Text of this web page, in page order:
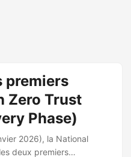
premiers
Zero Trust
Phase)
2026), la National
deux premiers